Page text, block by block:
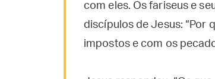
com eles. Os fariseus e
discípulos de Jesus: “Por
impostos e com os